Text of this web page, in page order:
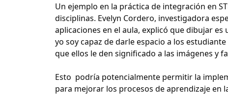
Un ejemplo en la práctica de integración en
disciplinas. Evelyn Cordero, investigadora
aplicaciones en el aula, explicó que dibujar
yo soy capaz de darle espacio a los
que ellos le den significado a las imágenes y
Esto podría potencialmente permitir la
para mejorar los procesos de aprendizaje en